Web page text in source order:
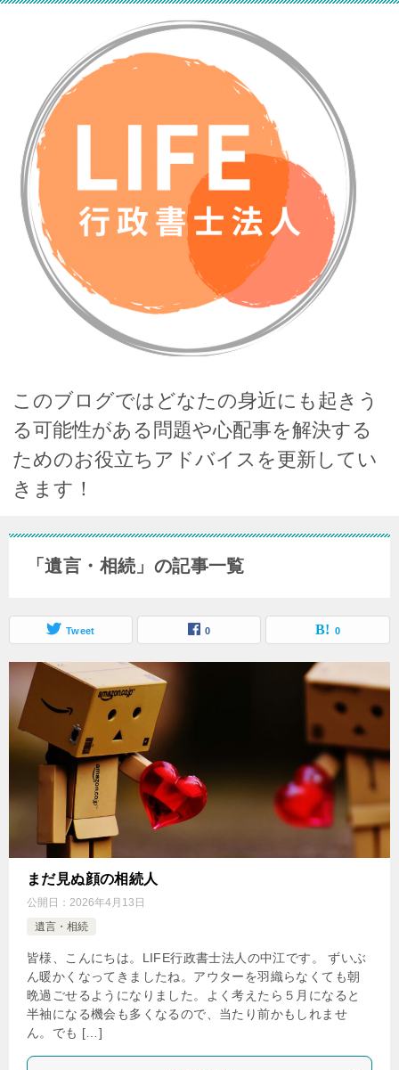
このブログではどなたの身近にも起きう
る可能性がある問題や心配事を解決する
ためのお役立ちアドバイスを更新してい
きます！
「遺言・相続」の記事一覧
Tweet 0 0
まだ見ぬ顔の相続人
公開日： 2026年4月13日
遺言・相続
皆様、こんにちは。LIFE行政書士法人の中江です。 ずいぶ
ん暖かくなってきましたね。アウターを羽織らなくても朝
晩過ごせるようになりました。よく考えたら５月になると
半袖になる機会も多くなるので、当たり前かもしれませ
ん。でも […]